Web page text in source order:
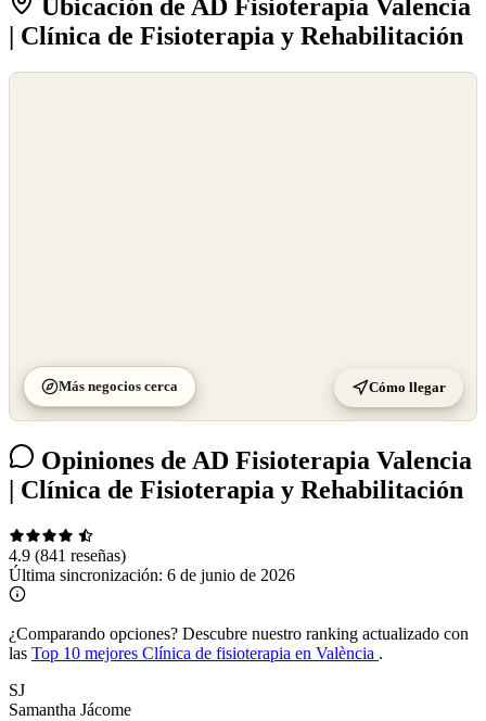
Ubicación de AD Fisioterapia Valencia
| Clínica de Fisioterapia y Rehabilitación
Más negocios cerca Cómo llegar
Opiniones de AD Fisioterapia Valencia
| Clínica de Fisioterapia y Rehabilitación
4.9 (841 reseñas)
Última sincronización: 6 de junio de 2026
¿Comparando opciones? Descubre nuestro ranking actualizado con
las Top 10 mejores Clínica de fisioterapia en València .
SJ
Samantha Jácome